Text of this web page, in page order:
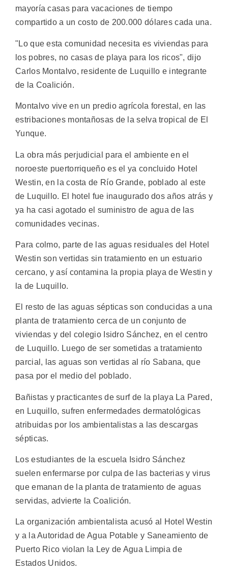
mayoría casas para vacaciones de tiempo
compartido a un costo de 200.000 dólares cada una.
"Lo que esta comunidad necesita es viviendas para
los pobres, no casas de playa para los ricos", dijo
Carlos Montalvo, residente de Luquillo e integrante
de la Coalición.
Montalvo vive en un predio agrícola forestal, en las
estribaciones montañosas de la selva tropical de El
Yunque.
La obra más perjudicial para el ambiente en el
noroeste puertorriqueño es el ya concluido Hotel
Westin, en la costa de Río Grande, poblado al este
de Luquillo. El hotel fue inaugurado dos años atrás y
ya ha casi agotado el suministro de agua de las
comunidades vecinas.
Para colmo, parte de las aguas residuales del Hotel
Westin son vertidas sin tratamiento en un estuario
cercano, y así contamina la propia playa de Westin y
la de Luquillo.
El resto de las aguas sépticas son conducidas a una
planta de tratamiento cerca de un conjunto de
viviendas y del colegio Isidro Sánchez, en el centro
de Luquillo. Luego de ser sometidas a tratamiento
parcial, las aguas son vertidas al río Sabana, que
pasa por el medio del poblado.
Bañistas y practicantes de surf de la playa La Pared,
en Luquillo, sufren enfermedades dermatológicas
atribuidas por los ambientalistas a las descargas
sépticas.
Los estudiantes de la escuela Isidro Sánchez
suelen enfermarse por culpa de las bacterias y virus
que emanan de la planta de tratamiento de aguas
servidas, advierte la Coalición.
La organización ambientalista acusó al Hotel Westin
y a la Autoridad de Agua Potable y Saneamiento de
Puerto Rico violan la Ley de Agua Limpia de
Estados Unidos.